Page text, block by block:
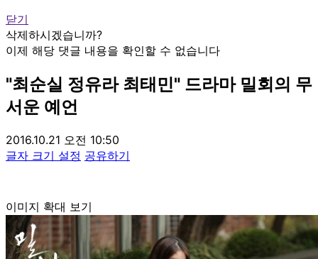
닫기
삭제하시겠습니까?
이제 해당 댓글 내용을 확인할 수 없습니다
"최순실 정유라 최태민" 드라마 밀회의 무
서운 예언
2016.10.21 오전 10:50
글자 크기 설정 공유하기
이미지 확대 보기